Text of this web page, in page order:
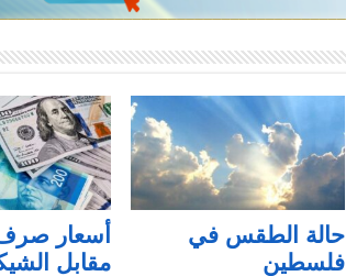
حالة الطقس في
فلسطين
أسعار
مقابل